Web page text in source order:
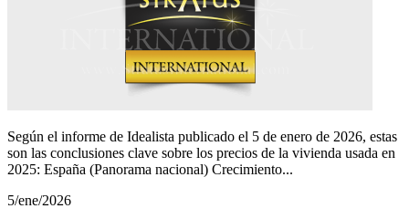
Según el informe de Idealista publicado el 5 de enero de 2026, estas
son las conclusiones clave sobre los precios de la vivienda usada en
2025: España (Panorama nacional) Crecimiento...
5/ene/2026